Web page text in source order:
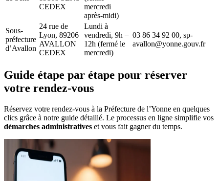
CEDEX
mercredi
après-midi)
Sous-
préfecture
d’Avallon
24 rue de
Lyon, 89206
AVALLON
CEDEX
Lundi à
vendredi, 9h –
12h (fermé le
mercredi)
03 86 34 92 00, sp-
avallon@yonne.gouv.fr
Guide étape par étape pour réserver
votre rendez-vous
Réservez votre rendez-vous à la Préfecture de l’Yonne en quelques
clics grâce à notre guide détaillé. Le processus en ligne simplifie vos
démarches administratives et vous fait gagner du temps.